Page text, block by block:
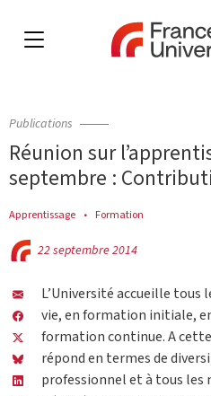
Publications
Réunion sur
septembre :
Apprentissage Formation
22 septembre 2014
L’Université accueille tous
vie, en formation initiale,
formation continue. A
répond en termes de
professionnel et à tous les